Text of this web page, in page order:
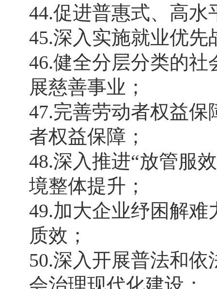
44.促进普惠式、高
45.深入实施就业优
46.健全分层分类的
展慈善事业；
47.完善劳动者权益
者权益保障；
48.深入推进“放管服
境整体提升；
49.加大企业纾困解
质效；
50.深入开展普法和